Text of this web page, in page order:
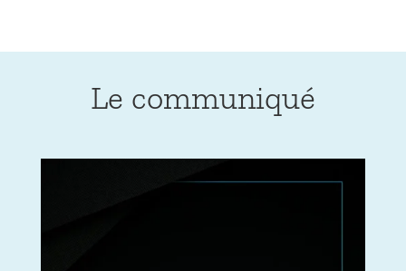
Le communiqué